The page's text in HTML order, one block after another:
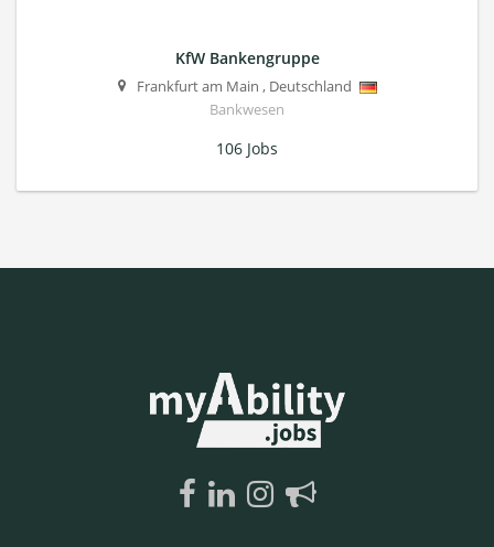
KfW Bankengruppe
Frankfurt am Main , Deutschland
Bankwesen
106 Jobs